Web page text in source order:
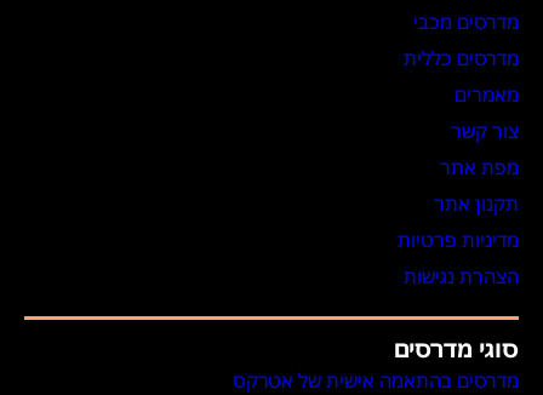
מדרסים מכבי
מדרסים כללית
מאמרים
צור קשר
מפת אתר
תקנון אתר
מדיניות פרטיות
הצהרת נגישות
סוגי מדרסים
מדרסים בהתאמה אישית של אטרקס